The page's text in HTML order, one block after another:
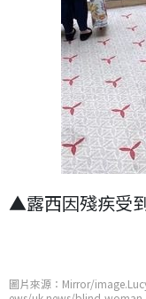
▲露西因殘疾受
圖片來源：Mirror/